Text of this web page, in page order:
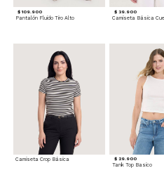
$ 109.900
Pantalón Fluido Tiro Alto
$ 39.900
Camiseta Crop Básica $ 29.900
Tank Top Basico